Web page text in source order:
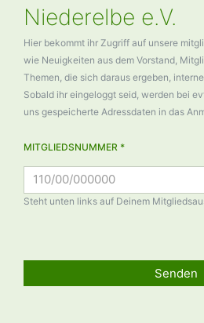
Niederelbe e.V.
Hier bekommt ihr Zugriff auf unsere
wie Neuigkeiten aus dem Vorstand,
Themen, die sich daraus ergeben,
Sobald ihr eingeloggt seid, werden bei
uns gespeicherte Adressdaten in das
MITGLIEDSNUMMER *
Steht unten links auf Deinem
Senden